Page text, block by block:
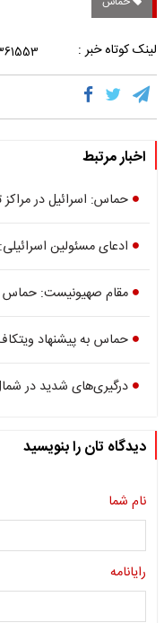
لینک کوتاه خبر :
اخبار مرتبط
حماس: اسرائیل در
ادعای مسئولین اسرائیلی:
مقام صهیونیست: حماس
حماس به پیشنهاد
درگیری‌های شدید در
دیدگاه تان را بنویسید
نام شما
رایانامه